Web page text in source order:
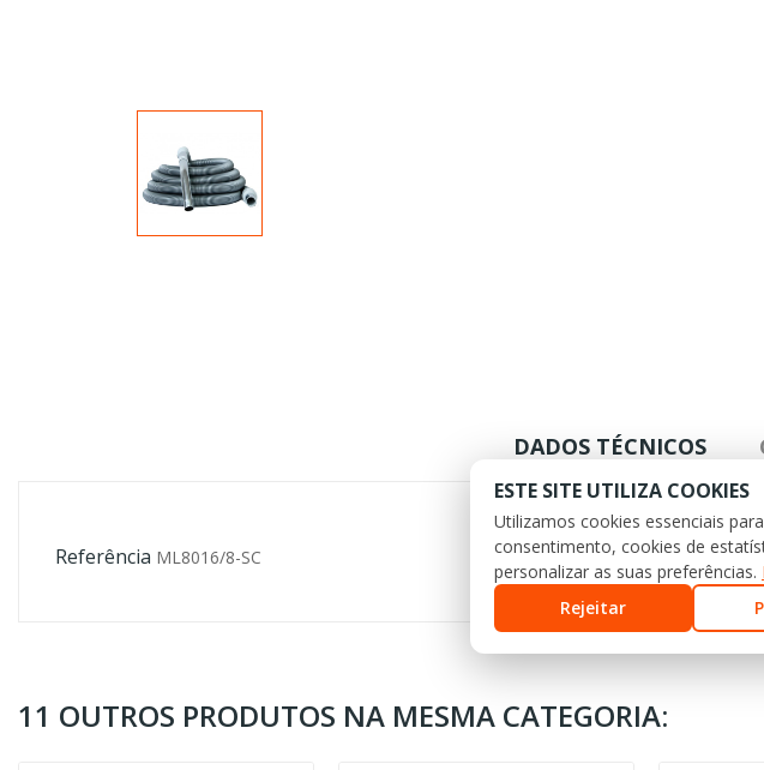
DADOS TÉCNICOS
Referência ML8016/8-SC
11 OUTROS PRODUTOS NA MESMA CATEGORIA:
ESTE SITE UTILIZA COOKIES
Utilizamos cookies essenciais
consentimento, cookies de
personalizar as suas preferências.
Rejeitar